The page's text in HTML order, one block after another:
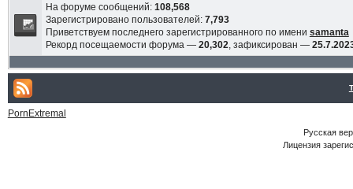
На форуме сообщений: 108,568
Зарегистрировано пользователей: 7,793
Приветствуем последнего зарегистрированного по имени samanta
Рекорд посещаемости форума — 20,302, зафиксирован —
PornExtremal
Русская
Лицензия